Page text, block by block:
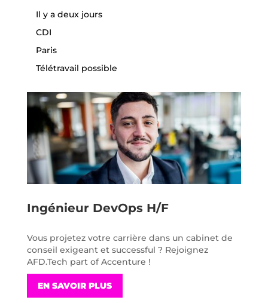
Il y a deux jours
CDI
Paris
Télétravail possible
Ingénieur DevOps H/F
Vous projetez votre carrière dans un cabinet de
conseil exigeant et successful ? Rejoignez
AFD.Tech part of Accenture !
EN SAVOIR PLUS